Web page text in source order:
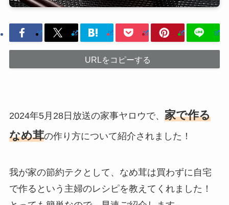
URLをコピーする
2024年5月28日放送の家事ヤロウで、 家で作る
なめ茸の作り方について紹介されました！
我が家の節約テクとして、なめ茸は買わずに自宅
で作るという主婦のレシピを教えてくれました！